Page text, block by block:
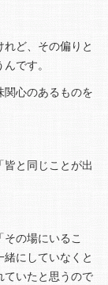
ど、その偏りと
です。
心のあるものを
と同じことが出
の場にいるこ
にしていなくと
ていたと思うので